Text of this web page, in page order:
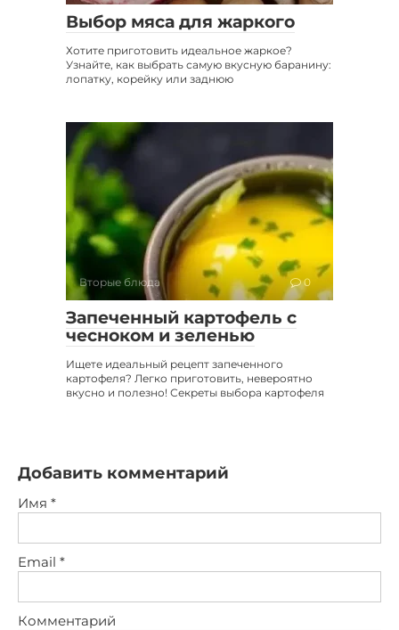
Выбор мяса для жаркого
Хотите приготовить идеальное жаркое?
Узнайте, как выбрать самую вкусную баранину:
лопатку, корейку или заднюю
Вторые блюда 0
Запеченный картофель с
чесноком и зеленью
Ищете идеальный рецепт запеченного
картофеля? Легко приготовить, невероятно
вкусно и полезно! Секреты выбора картофеля
Добавить комментарий
Имя *
Email *
Комментарий